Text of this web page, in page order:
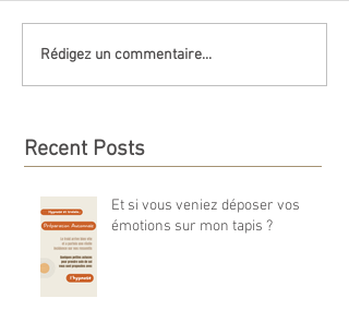
Rédigez un commentaire...
Recent Posts
Et si vous veniez déposer vos
émotions sur mon tapis ?